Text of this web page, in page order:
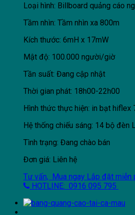
Loại hình: Billboard quảng cáo
Tầm nhìn: Tầm nhìn xa 800m
Kích thước: 6mH x 17mW
Mật độ: 100.000 người/giờ
Tần suất: Đang cập nhật
Thời gian phát: 18h00-22h00
Hình thức thực hiện: in bạt hiflex
Hệ thống chiếu sáng: 14 bộ đèn
Tình trạng: Đang chào bán
Đơn giá: Liên hệ
Tư vấn, Mua ngay Lắp đặt miễn
HOTLINE: 0916 095 795